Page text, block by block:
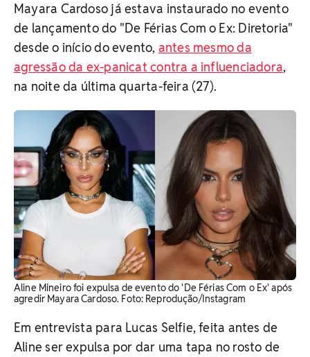
Mayara Cardoso já estava instaurado no evento
de lançamento do "De Férias Com o Ex: Diretoria"
desde o início do evento, antes mesmo da
agressão da ex-panicat contra a influenciadora,
na noite da última quarta-feira (27).
Aline Mineiro foi expulsa de evento do 'De Férias Com o Ex' após
agredir Mayara Cardoso. ​Foto: Reprodução/Instagram
Em entrevista para Lucas Selfie, feita antes de
Aline ser expulsa por dar uma tapa no rosto de